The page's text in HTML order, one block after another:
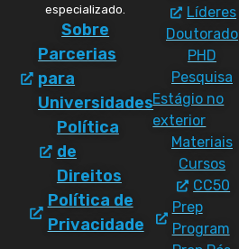
especializado.
Sobre
Parcerias
para
Universidades
Política
de
Direitos
Política de
Privacidade
Líderes
Doutorado
PHD
Pesquisa
Estágio no
exterior
Materiais
Cursos
CC50
Prep
Program